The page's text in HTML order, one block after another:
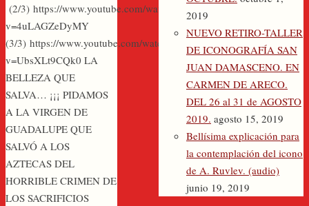
(2/3) https://www.youtube.com/watch?
v=4uLAGZeDyMY
(3/3) https://www.youtube.com/watch?
v=UbsXLt9CQk0 LA
BELLEZA QUE
SALVA… ¡¡¡ PIDAMOS
A LA VIRGEN DE
GUADALUPE QUE
SALVÓ A LOS
AZTECAS DEL
HORRIBLE CRIMEN DE
LOS SACRIFICIOS
2019
NUEVO RETIRO-TALLER
DE ICONOGRAFÍA SAN
JUAN DAMASCENO. EN
CARMEN DE ARECO.
DEL 26 al 31 de AGOSTO
2019. agosto 15, 2019
Bellísima explicación para
la contemplación del icono
de A. Ruvlev. (audio)
junio 19, 2019